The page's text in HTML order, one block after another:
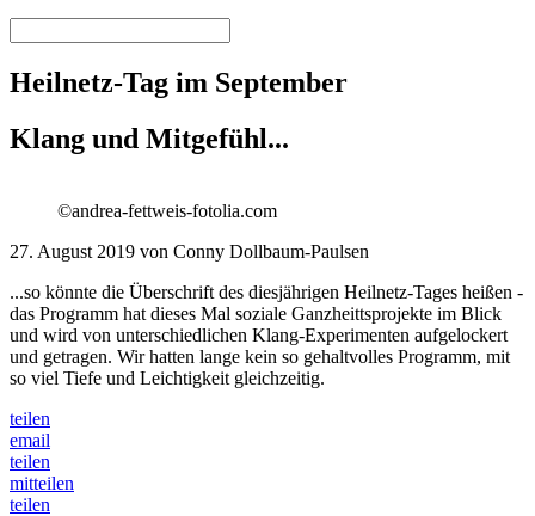
Heilnetz-Tag im September
Klang und Mitgefühl...
©andrea-fettweis-fotolia.com
27. August 2019 von Conny Dollbaum-Paulsen
...so könnte die Überschrift des diesjährigen Heilnetz-Tages heißen -
das Programm hat dieses Mal soziale Ganzheittsprojekte im Blick
und wird von unterschiedlichen Klang-Experimenten aufgelockert
und getragen. Wir hatten lange kein so gehaltvolles Programm, mit
so viel Tiefe und Leichtigkeit gleichzeitig.
teilen
email
teilen
mitteilen
teilen